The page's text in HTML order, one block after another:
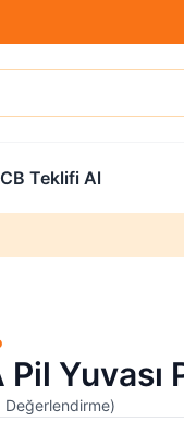
Teklifi Al
Yuvası
Değerlendirme)